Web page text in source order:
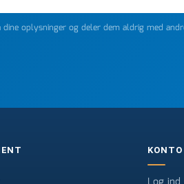
dine oplysninger og deler dem aldrig med